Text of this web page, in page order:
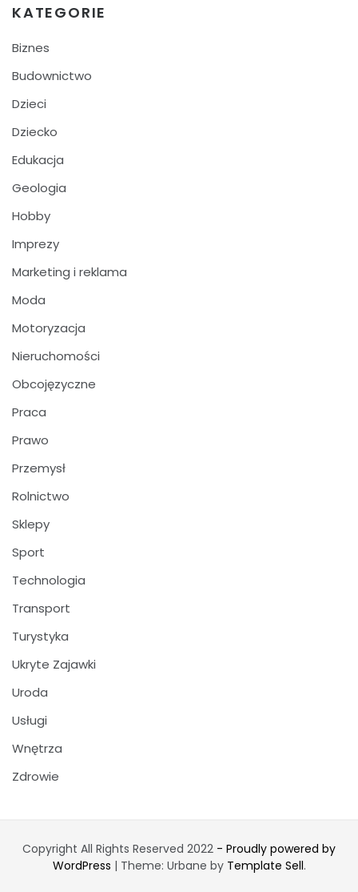
KATEGORIE
Biznes
Budownictwo
Dzieci
Dziecko
Edukacja
Geologia
Hobby
Imprezy
Marketing i reklama
Moda
Motoryzacja
Nieruchomości
Obcojęzyczne
Praca
Prawo
Przemysł
Rolnictwo
Sklepy
Sport
Technologia
Transport
Turystyka
Ukryte Zajawki
Uroda
Usługi
Wnętrza
Zdrowie
Copyright All Rights Reserved 2022 - Proudly powered by
WordPress | Theme: Urbane by Template Sell.